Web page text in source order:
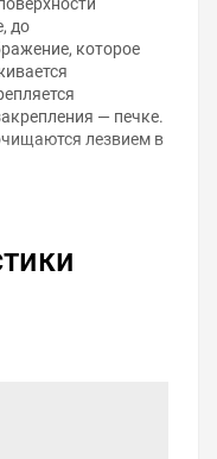
до
которое
— печке.
лезвием в